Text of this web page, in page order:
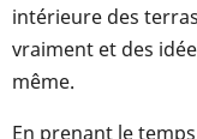
intérieure des
vraiment et des
même.
En prenant le